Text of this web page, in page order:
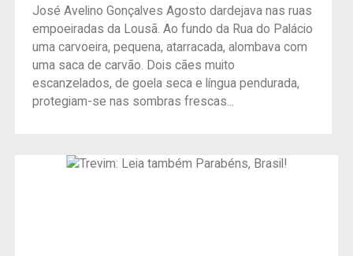
José Avelino Gonçalves Agosto dardejava nas ruas
empoeiradas da Lousã. Ao fundo da Rua do Palácio
uma carvoeira, pequena, atarracada, alombava com
uma saca de carvão. Dois cães muito
escanzelados, de goela seca e língua pendurada,
protegiam-se nas sombras frescas...